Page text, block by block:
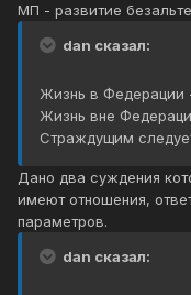
МП - развитие
dan сказал:
Жизнь в Федерации
Жизнь вне
Страждущим
Дано два суждения
имеют отношения,
параметров.
dan сказал: